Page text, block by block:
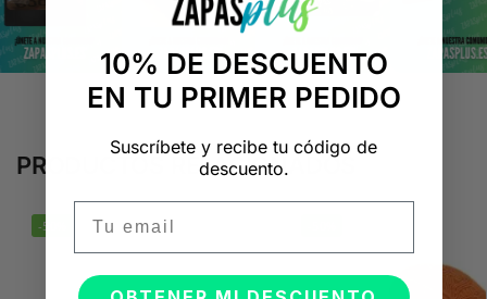
PRODUCTOS RELACIONADOS
-50%
10% DE DESCUENTO
EN TU PRIMER PEDIDO
Suscríbete y recibe tu código de
descuento.